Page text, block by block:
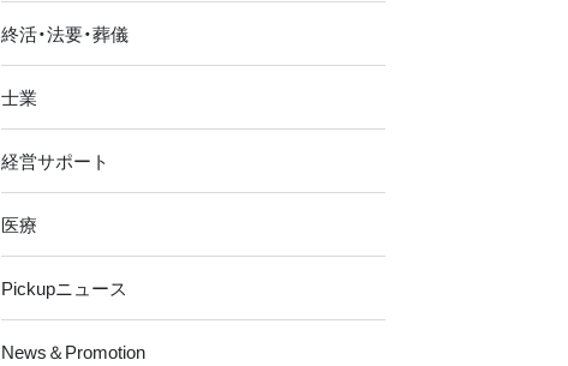
終活・法要・葬儀
士業
経営サポート
医療
Pickupニュース
News＆Promotion